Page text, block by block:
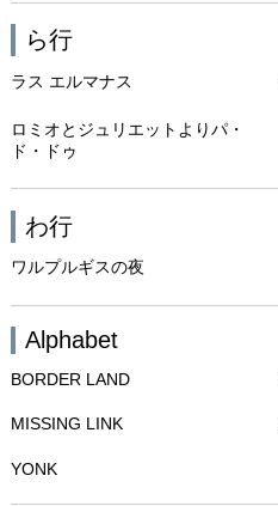
ら行
ラス エルマナス
ロミオとジュリエットよりパ・
ド・ドゥ
わ行
ワルプルギスの夜
Alphabet
BORDER LAND
MISSING LINK
YONK